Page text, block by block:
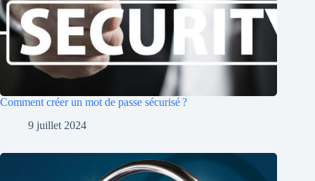
Comment créer un mot de passe sécurisé ?
9 juillet 2024